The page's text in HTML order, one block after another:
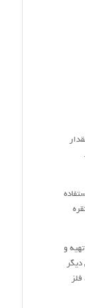
و نیاز مشتری تهیه و
باشند. یکی دیگر